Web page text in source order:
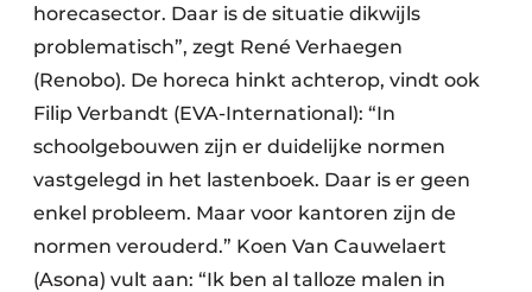
HVAC
Interieurarchitectuur
Keukens
Renovatie
Software
Toegangscontrole
horecasector. Daar is de situatie dikwijls
problematisch”, zegt René Verhaegen
(Renobo). De horeca hinkt achterop, vindt ook
Filip Verbandt (EVA-International): “In
schoolgebouwen zijn er duidelijke normen
vastgelegd in het lastenboek. Daar is er geen
enkel probleem. Maar voor kantoren zijn de
normen verouderd.” Koen Van Cauwelaert
(Asona) vult aan: “Ik ben al talloze malen in